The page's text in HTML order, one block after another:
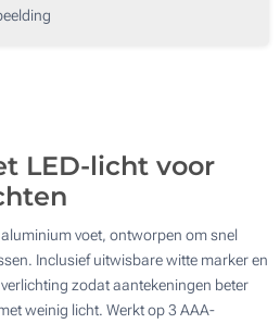
de houder)
LED-licht voor
voet, ontworpen om snel
Inclusief uitwisbare witte marker en
zodat aantekeningen beter
weinig licht. Werkt op 3 AAA-